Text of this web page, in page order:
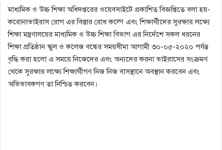
মাধ্যমিক ও উচ্চ শিক্ষা অধিদপ্তরের ওয়েবসাইটে প্রকাশিত বিজ্ঞপ্তিতে বলা হয়-
করোনাভাইরাস রোগ এর বিস্তার রোধ কল্পে এবং শিক্ষার্থীদের সুরক্ষার লক্ষ্যে
শিক্ষা মন্ত্রণালয়ের মাধ্যমিক ও উচ্চ শিক্ষা বিভাগ এর নির্দেশে সকল ধরনের
শিক্ষা প্রতিষ্ঠান স্কুল ও কলেজ বন্ধের সময়সীমা আগামী ৩০-০৫-২০২০ পর্যন্ত
বৃদ্ধি করা হলো এ সময়ে নিজেদের এবং অন্যদের করনা ভাইরাসের সংক্রমণ
থেকে সুরক্ষার লক্ষ্যে শিক্ষার্থীগণ নিজ নিজ বাসস্থানে অবস্থান করবেন এবং
অভিভাবকগণ তা নিশ্চিত করবেন।